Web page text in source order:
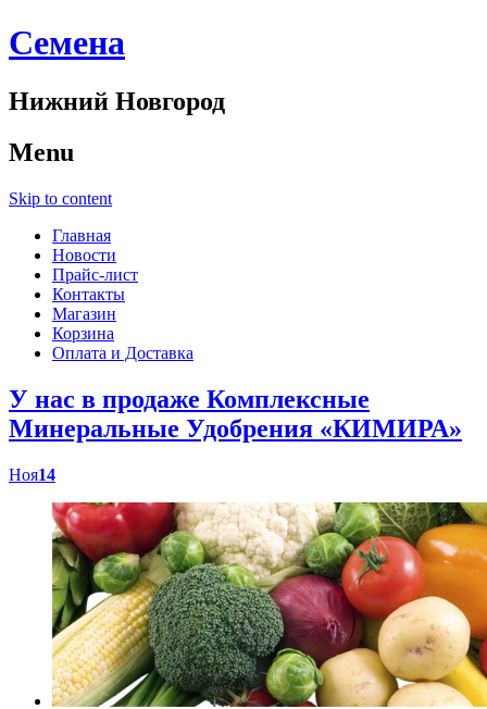
Cемена
Нижний Новгород
Menu
Skip to content
Главная
Новости
Прайс-лист
Контакты
Магазин
Корзина
Оплата и Доставка
У нас в продаже Комплексные
Минеральные Удобрения «КИМИРА»
Ноя14